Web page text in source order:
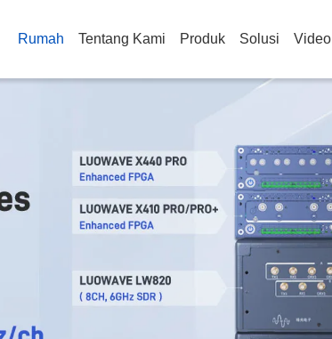
Rumah Tentang Kami Produk Solusi Video